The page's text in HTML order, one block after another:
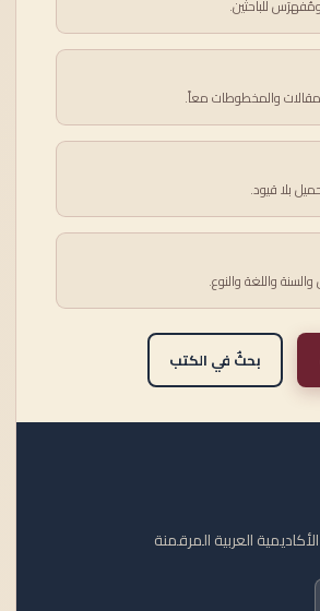
للباحثين.
والمخطوطات معاً.
بلا قيود.
واللغة والنوع.
بحثٌ في الكتب
العربية المرقمنة